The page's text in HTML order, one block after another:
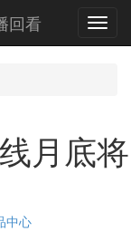
回看
月底将
中心